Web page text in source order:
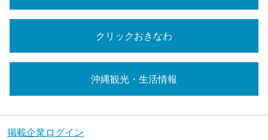
クリックおきなわ
沖縄観光・生活情報
掲載企業ログイン